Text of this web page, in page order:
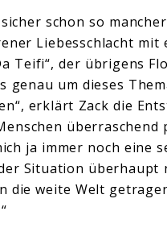
schon so
Liebesschlacht mit
Teifi“, der übrigens
um dieses
erklärt Zack die
überraschend
ja immer noch eine
Situation überhaupt
die weite Welt